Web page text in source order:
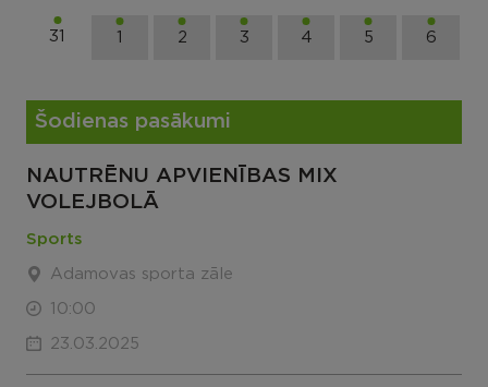
31 1 2 3 4 5 6
Šodienas pasākumi
NAUTRĒNU APVIENĪBAS MIX
VOLEJBOLĀ
Sports
Adamovas sporta zāle
10:00
23.03.2025